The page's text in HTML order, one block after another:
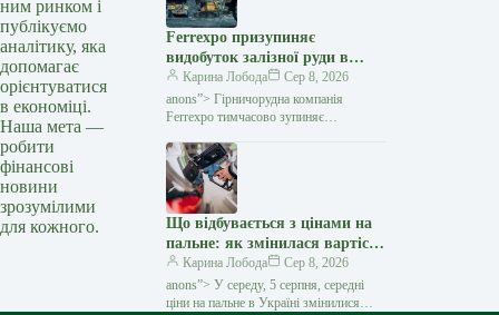
ним ринком і
публікуємо
аналітику, яка
допомагає
орієнтуватися
в економіці.
Наша мета —
робити
фінансові
новини
зрозумілими
для кожного.
Ferrexpo призупиняє
видобуток залізної руди в
Україні через проблеми з
експортом — Мінфін
Карина Лобода
Сер 8, 2026
anons”> Гірничорудна компанія
Ferrexpo тимчасово зупиняє
продукції на своїх українських
підприємствах. Причиною стали
проблеми
Що відбувається з цінами на
пальне: як змінилася вартість
бензину, дизеля та газу 5
серпня — Мінфін
Карина Лобода
Сер 8, 2026
anons”> У середу, 5 серпня, середні
ціни на пальне в Україні змінилися